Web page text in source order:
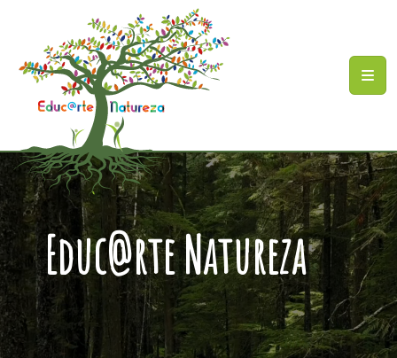
Ir para o conteúdo principal
Mapa do site
Educ@rte Natureza